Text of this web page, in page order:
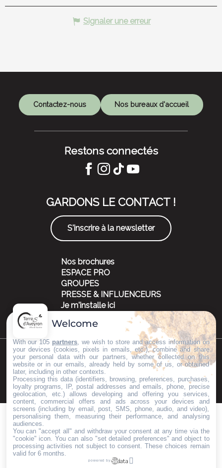
Signaler une erreur
Contactez-nous Nos bureaux d'accueil
Restons connectés
GARDONS LE CONTACT !
S'inscrire à la newsletter
Nos brochures
ESPACE PRO
GROUPES
PRESSE & INFLUENCEURS
Je m'installe ici
©Copyright 2023 Mentions légalesPartenaires
Welcome
With our 105 partners , we wish to store and access information on
your devices (cookies, pixels in emails, etc.), combine and share
your personal data with our partners, whether collected on this
website or in our emails, already held by some of us, or obtained
later, including in other contexts.
Processing this data (identifiers, browsing, preferences, purchases,
loyalty programs, IP, postal addresses and emails, phone, precise
geolocation, etc.) allows developing and offering you services,
content, commercial offers and ads across your devices and
screens (including by email, post, SMS, phone, audio, and video),
personalising them, measuring their performance, and analysing
audiences.
You can "accept all" and withdraw your consent at any time via the
"cookie" icon . You can also "set detailed preferences" and object to
processing activities not subject to consent. These choices remain
valid for 6 months.
powered by